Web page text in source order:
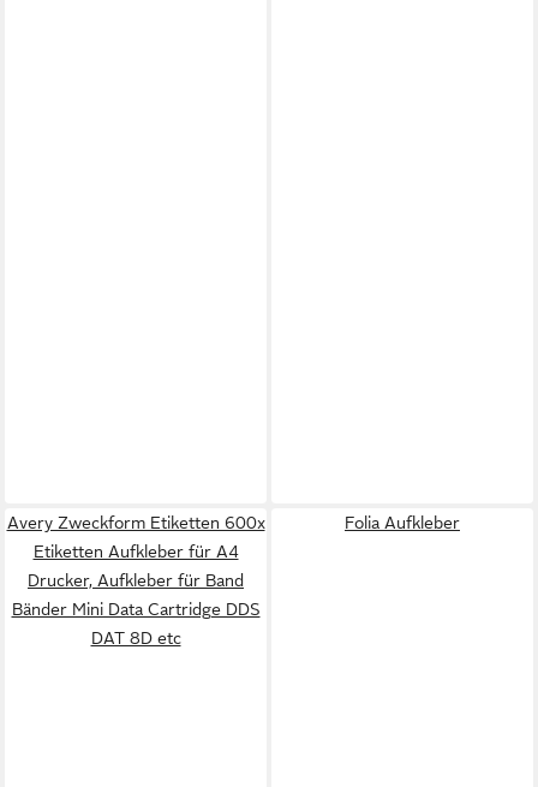
Avery Zweckform Etiketten 600x
Etiketten Aufkleber für A4
Drucker, Aufkleber für Band
Bänder Mini Data Cartridge DDS
DAT 8D etc
Folia Aufkleber